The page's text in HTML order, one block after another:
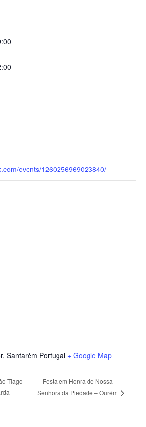
events/1260256969023840/
, Santarém Portugal + Google Map
Tiago
Festa em Honra de Nossa
Senhora da Piedade – Ourém